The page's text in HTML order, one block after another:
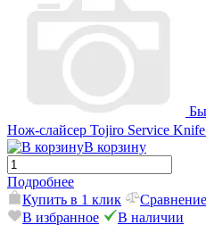
Нож-слайсер Tojiro Service
В корзину
Подробнее
Купить в 1 клик
Сравнение
В избранное
В наличии